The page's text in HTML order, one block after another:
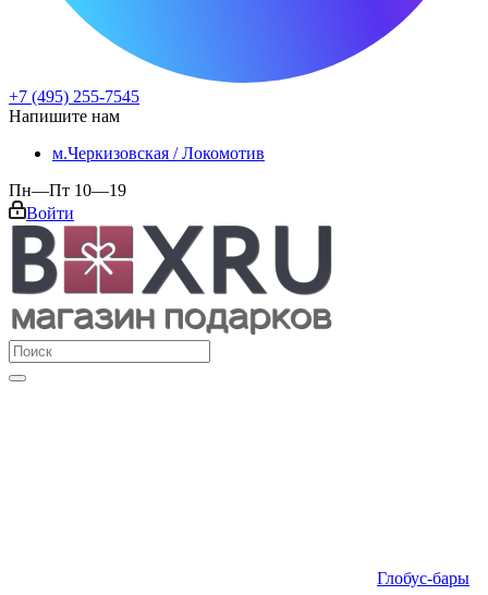
+7 (495) 255-7545
Напишите нам
м.Черкизовская / Локомотив
Пн—Пт 10—19
Войти
Глобус-бары